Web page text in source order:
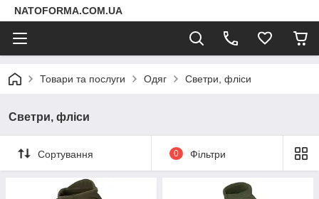
NATOFORMA.COM.UA
Товари та послуги Одяг Светри, фліси
Светри, фліси
Сортування 0 Фільтри